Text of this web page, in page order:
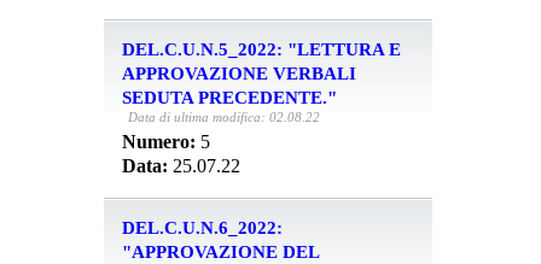
DEL.C.U.N.5_2022: "LETTURA E
APPROVAZIONE VERBALI
SEDUTA PRECEDENTE."
Data di ultima modifica: 02.08.22
Numero: 5
Data: 25.07.22
DEL.C.U.N.6_2022:
"APPROVAZIONE DEL